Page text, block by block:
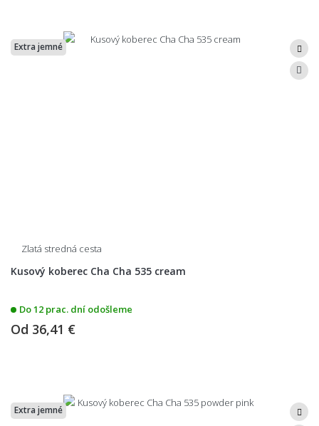
Extra jemné
Zlatá stredná cesta
Kusový koberec Cha Cha 535 cream
Do 12 prac. dní odošleme
Od 36,41 €
Extra jemné